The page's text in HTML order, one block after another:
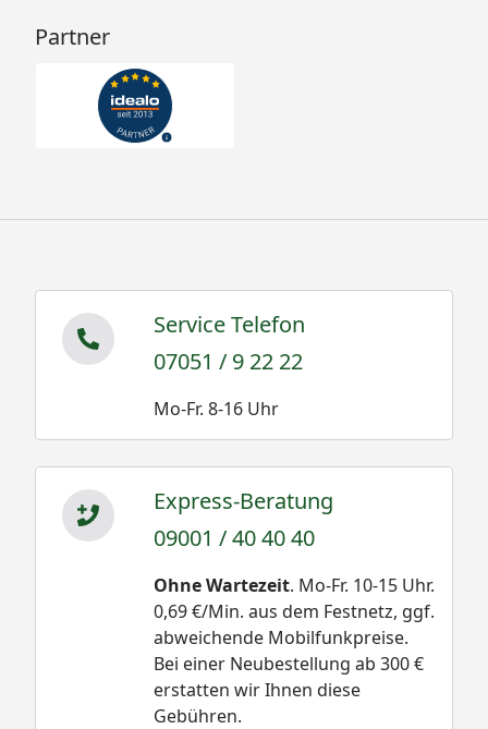
Partner
Service Telefon
07051 / 9 22 22
Mo-Fr. 8-16 Uhr
Express-Beratung
09001 / 40 40 40
Ohne Wartezeit. Mo-Fr. 10-15 Uhr.
0,69 €/Min. aus dem Festnetz, ggf.
abweichende Mobilfunkpreise.
Bei einer Neubestellung ab 300 €
erstatten wir Ihnen diese
Gebühren.